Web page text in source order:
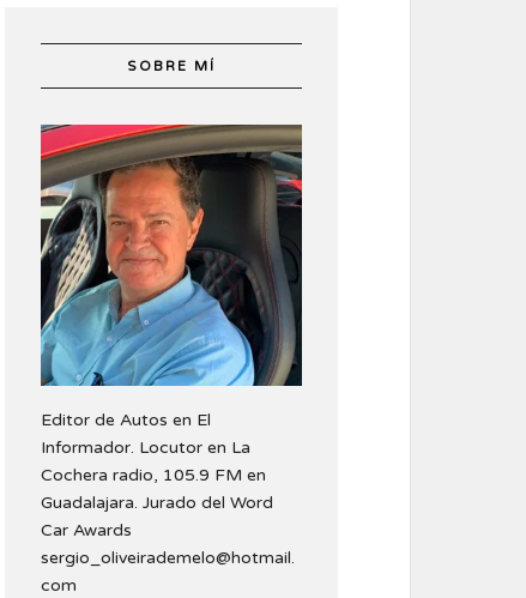
SOBRE MÍ
Editor de Autos en El
Informador. Locutor en La
Cochera radio, 105.9 FM en
Guadalajara. Jurado del Word
Car Awards
sergio_oliveirademelo@hotmail.
com